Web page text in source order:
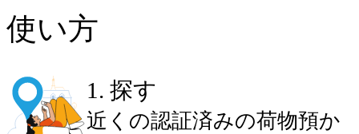
使い方
1 . 探す
近くの認証済みの荷物預か